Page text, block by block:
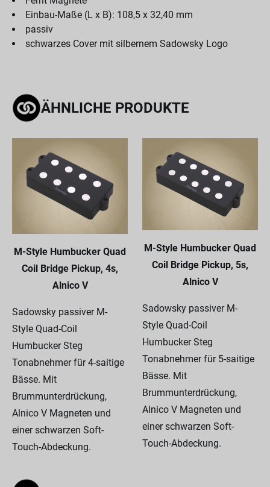
Einbau-Maße (L x B): 108,5 x 32,40 mm
passiv
schwarzes Cover mit silbernem Sadowsky Logo
ÄHNLICHE PRODUKTE
M-Style Humbucker Quad
Coil Bridge Pickup, 4s,
Alnico V
Sadowsky passiver M-
Style Quad-Coil
Humbucker Steg
Tonabnehmer für 4-saitige
Bässe. Mit
Brummunterdrückung,
Alnico V Magneten und
einer schwarzen Soft-
Touch-Abdeckung.
M-Style Humbucker Quad
Coil Bridge Pickup, 5s,
Alnico V
Sadowsky passiver M-
Style Quad-Coil
Humbucker Steg
Tonabnehmer für 5-saitige
Bässe. Mit
Brummunterdrückung,
Alnico V Magneten und
einer schwarzen Soft-
Touch-Abdeckung.